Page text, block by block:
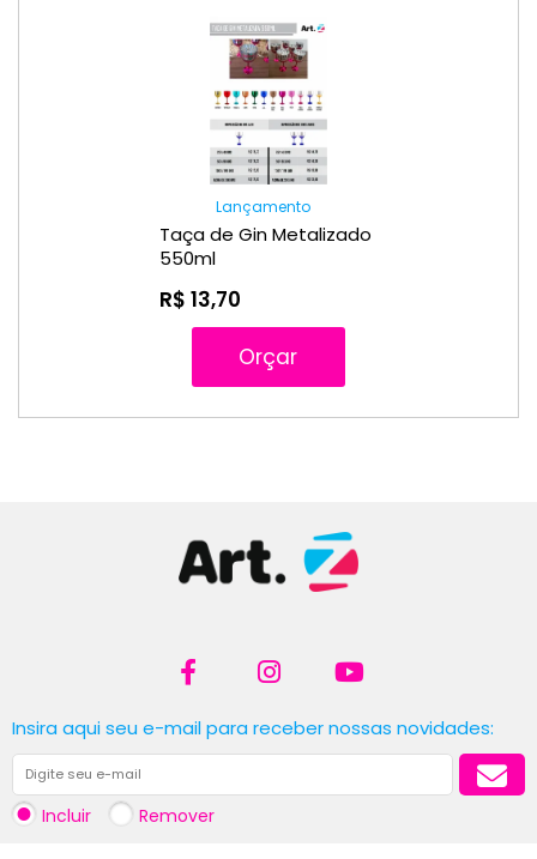
Lançamento
Taça de Gin Metalizado
550ml
R$ 13,70
Orçar
Insira aqui seu e-mail para receber nossas novidades:
Incluir Remover